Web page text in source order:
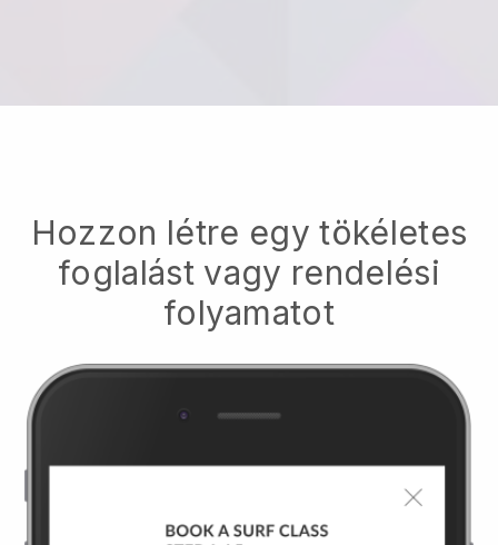
Hozzon létre egy tökéletes
foglalást vagy rendelési
folyamatot